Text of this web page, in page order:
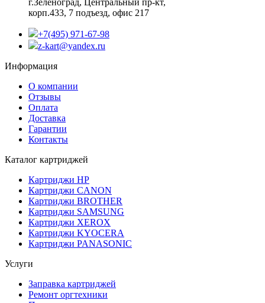
корп.433, 7 подъезд, офис 217
+7(495) 971-67-98
z-kart@yandex.ru
Информация
О компании
Отзывы
Оплата
Доставка
Гарантии
Контакты
Каталог картриджей
Картриджи HP
Картриджи CANON
Картриджи BROTHER
Картриджи SAMSUNG
Картриджи XEROX
Картриджи KYOCERA
Картриджи PANASONIC
Услуги
Заправка картриджей
Ремонт оргтехники